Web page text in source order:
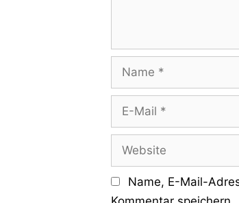
Mail
Name, E-Mail-